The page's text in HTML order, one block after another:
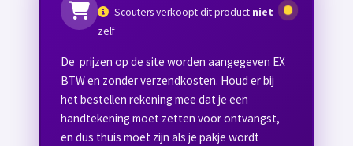
Scouters verkoopt dit product niet
zelf
De prijzen op de site worden aangegeven EX
BTW en zonder verzendkosten. Houd er bij
het bestellen rekening mee dat je een
handtekening moet zetten voor ontvangst,
en dus thuis moet zijn als je pakje wordt